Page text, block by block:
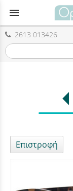
menu
2613 013426
Επιστροφή